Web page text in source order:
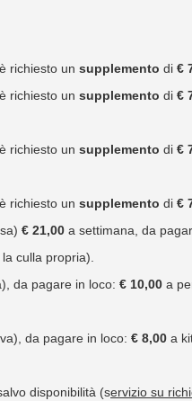
richiesto un supplemento di €
richiesto un supplemento di €
richiesto un supplemento di €
richiesto un supplemento di €
€ 21,00 a settimana, da
culla propria).
da pagare in loco: € 10,00 a
da pagare in loco: € 8,00 a
disponibilità (servizio su